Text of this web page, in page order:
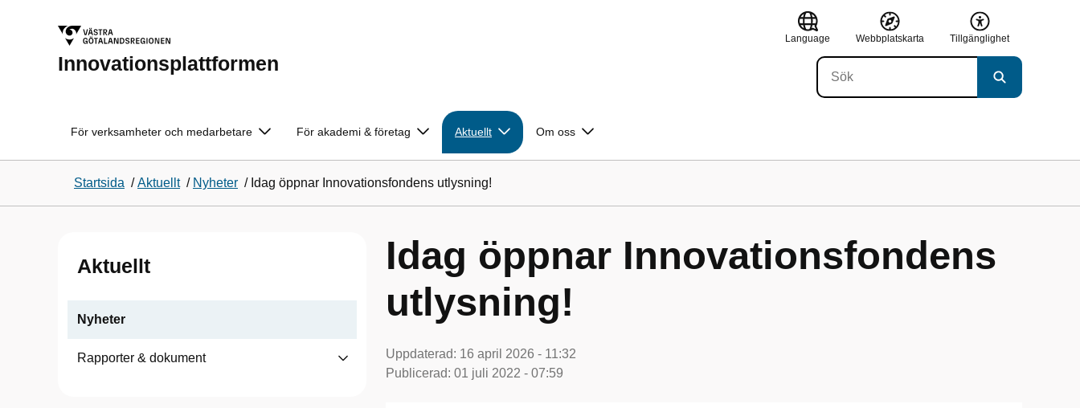
Innovationsplattformen
Language Webbplatskarta Tillgänglighet
För verksamheter och medarbetare För akademi & företag Aktuellt Om oss
Startsida /Aktuellt / Nyheter / Idag öppnar Innovationsfondens utlysning!
Aktuellt
Nyheter
Rapporter & dokument
Idag öppnar Innovationsfondens
utlysning!
Uppdaterad: 16 april 2026 - 11:32
Publicerad: 01 juli 2022 - 07:59